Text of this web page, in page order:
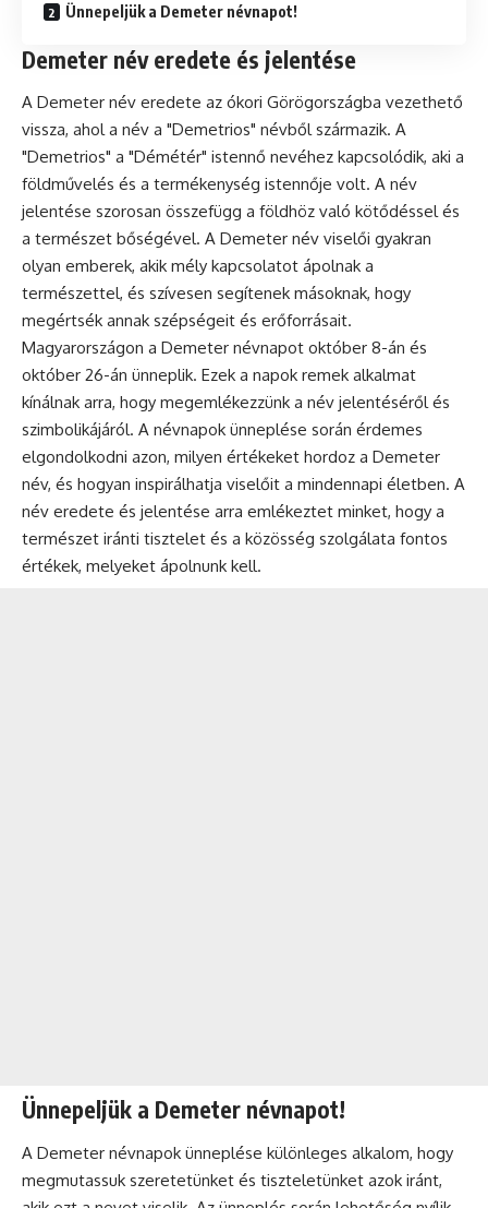
Ünnepeljük a Demeter névnapot!
Demeter név eredete és jelentése
A Demeter név eredete az ókori Görögországba vezethető
vissza, ahol a név a "Demetrios" névből származik. A
"Demetrios" a "Démétér" istennő nevéhez kapcsolódik, aki a
földművelés és a termékenység istennője volt. A név
jelentése szorosan összefügg a földhöz való kötődéssel és
a természet bőségével. A Demeter név viselői gyakran
olyan emberek, akik mély kapcsolatot ápolnak a
természettel, és szívesen segítenek másoknak, hogy
megértsék annak szépségeit és erőforrásait.
Magyarországon a Demeter névnapot október 8-án és
október 26-án ünneplik. Ezek a napok remek alkalmat
kínálnak arra, hogy megemlékezzünk a név jelentéséről és
szimbolikájáról. A névnapok ünneplése során érdemes
elgondolkodni azon, milyen értékeket hordoz a Demeter
név, és hogyan inspirálhatja viselőit a mindennapi életben. A
név eredete és jelentése arra emlékeztet minket, hogy a
természet iránti tisztelet és a közösség szolgálata fontos
értékek, melyeket ápolnunk kell.
Ünnepeljük a Demeter névnapot!
A Demeter névnapok ünneplése különleges alkalom, hogy
megmutassuk szeretetünket és tiszteletünket azok iránt,